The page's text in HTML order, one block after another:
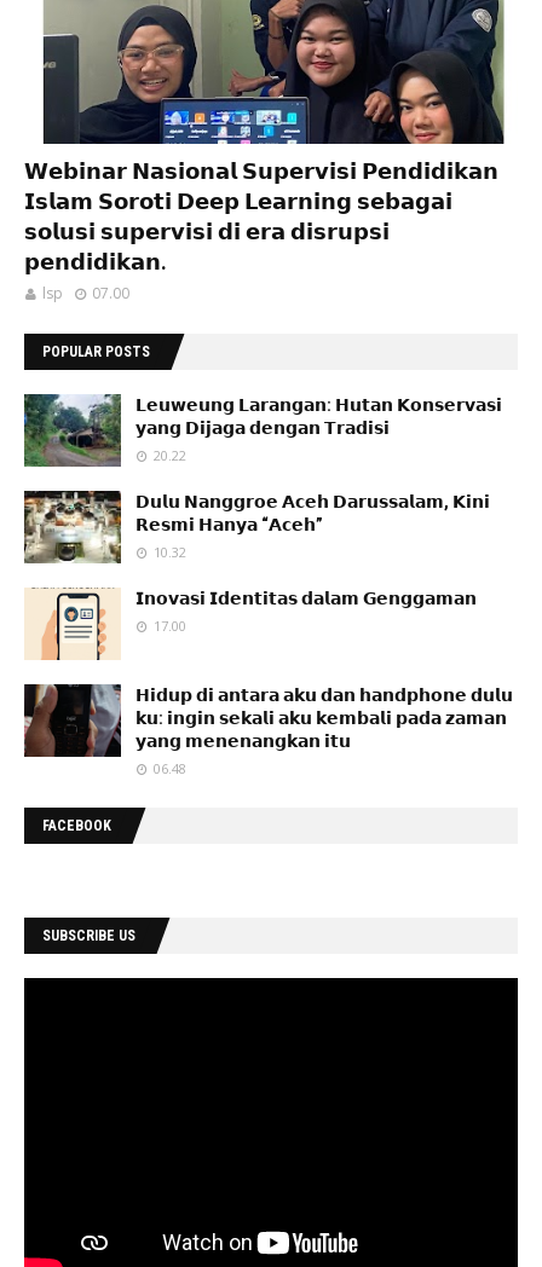
𝗪𝗲𝗯𝗶𝗻𝗮𝗿 𝗡𝗮𝘀𝗶𝗼𝗻𝗮𝗹 𝗦𝘂𝗽𝗲𝗿𝘃𝗶𝘀𝗶 𝗣𝗲𝗻𝗱𝗶𝗱𝗶𝗸𝗮𝗻
𝗜𝘀𝗹𝗮𝗺 𝗦𝗼𝗿𝗼𝘁𝗶 𝗗𝗲𝗲𝗽 𝗟𝗲𝗮𝗿𝗻𝗶𝗻𝗴 𝘀𝗲𝗯𝗮𝗴𝗮𝗶
𝘀𝗼𝗹𝘂𝘀𝗶 𝘀𝘂𝗽𝗲𝗿𝘃𝗶𝘀𝗶 𝗱𝗶 𝗲𝗿𝗮 𝗱𝗶𝘀𝗿𝘂𝗽𝘀𝗶
𝗽𝗲𝗻𝗱𝗶𝗱𝗶𝗸𝗮𝗻.
lsp 07.00
POPULAR POSTS
𝗟𝗲𝘂𝘄𝗲𝘂𝗻𝗴 𝗟𝗮𝗿𝗮𝗻𝗴𝗮𝗻: 𝗛𝘂𝘁𝗮𝗻 𝗞𝗼𝗻𝘀𝗲𝗿𝘃𝗮𝘀𝗶
𝘆𝗮𝗻𝗴 𝗗𝗶𝗷𝗮𝗴𝗮 𝗱𝗲𝗻𝗴𝗮𝗻 𝗧𝗿𝗮𝗱𝗶𝘀𝗶
20.22
𝗗𝘂𝗹𝘂 𝗡𝗮𝗻𝗴𝗴𝗿𝗼𝗲 𝗔𝗰𝗲𝗵 𝗗𝗮𝗿𝘂𝘀𝘀𝗮𝗹𝗮𝗺, 𝗞𝗶𝗻𝗶
𝗥𝗲𝘀𝗺𝗶 𝗛𝗮𝗻𝘆𝗮 “𝗔𝗰𝗲𝗵”
10.32
𝗜𝗻𝗼𝘃𝗮𝘀𝗶 𝗜𝗱𝗲𝗻𝘁𝗶𝘁𝗮𝘀 𝗱𝗮𝗹𝗮𝗺 𝗚𝗲𝗻𝗴𝗴𝗮𝗺𝗮𝗻
17.00
𝗛𝗶𝗱𝘂𝗽 𝗱𝗶 𝗮𝗻𝘁𝗮𝗿𝗮 𝗮𝗸𝘂 𝗱𝗮𝗻 𝗵𝗮𝗻𝗱𝗽𝗵𝗼𝗻𝗲 𝗱𝘂𝗹𝘂
𝗸𝘂: 𝗶𝗻𝗴𝗶𝗻 𝘀𝗲𝗸𝗮𝗹𝗶 𝗮𝗸𝘂 𝗸𝗲𝗺𝗯𝗮𝗹𝗶 𝗽𝗮𝗱𝗮 𝘇𝗮𝗺𝗮𝗻
𝘆𝗮𝗻𝗴 𝗺𝗲𝗻𝗲𝗻𝗮𝗻𝗴𝗸𝗮𝗻 𝗶𝘁𝘂
06.48
FACEBOOK
SUBSCRIBE US